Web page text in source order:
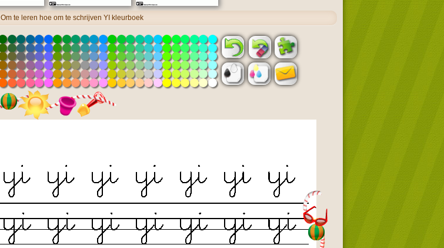
Om te leren hoe om te schrijven YI kleurboek